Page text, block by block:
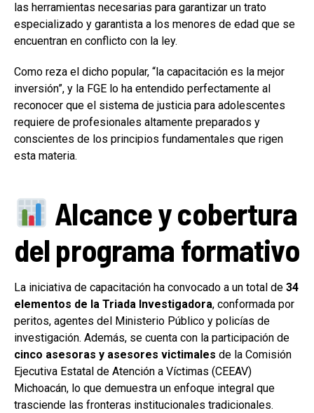
las herramientas necesarias para garantizar un trato
especializado y garantista a los menores de edad que se
encuentran en conflicto con la ley.
Como reza el dicho popular, “la capacitación es la mejor
inversión”, y la FGE lo ha entendido perfectamente al
reconocer que el sistema de justicia para adolescentes
requiere de profesionales altamente preparados y
conscientes de los principios fundamentales que rigen
esta materia.
Alcance y cobertura
del programa formativo
La iniciativa de capacitación ha convocado a un total de 34
elementos de la Triada Investigadora, conformada por
peritos, agentes del Ministerio Público y policías de
investigación. Además, se cuenta con la participación de
cinco asesoras y asesores victimales de la Comisión
Ejecutiva Estatal de Atención a Víctimas (CEEAV)
Michoacán, lo que demuestra un enfoque integral que
trasciende las fronteras institucionales tradicionales.